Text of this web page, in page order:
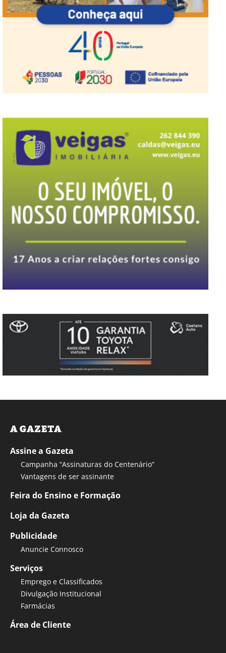
A GAZETA
Assine a Gazeta
Campanha “Assinaturas do Centenário”
Vantagens de ser assinante
Feira do Ensino e Formação
Loja da Gazeta
Publicidade
Anuncie Connosco
Serviços
Emprego e Classificados
Divulgação Institucional
Farmácias
Área de Cliente